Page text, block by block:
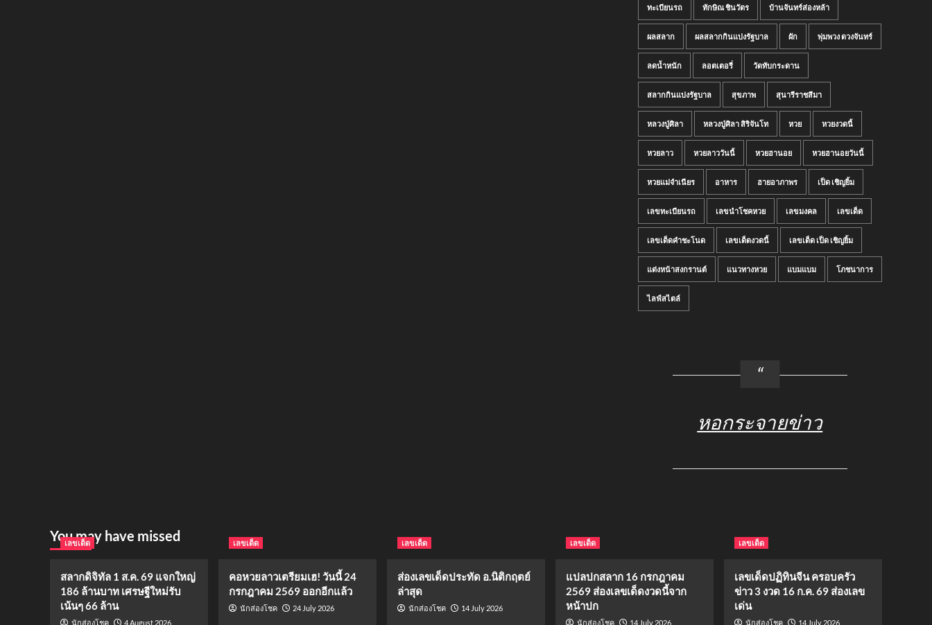
ทะเบียนรถ ทักษิณ ชินวัตร บ้านจันทร์ส่องหล้า
ผลสลาก ผลสลากกินแบ่งรัฐบาล ผัก พุ่มพวง ดวงจันทร์
ลดน้ำหนัก ลอตเตอรี่ วัดทับกระดาน
สลากกินแบ่งรัฐบาล สุขภาพ สุนารีราชสีมา
หลวงปู่ศิลา หลวงปู่ศิลา สิริจันโท หวย หวยงวดนี้
หวยลาว หวยลาววันนี้ หวยฮานอย หวยฮานอยวันนี้
หวยแม่จำเนียร อาหาร ฮายอาภาพร เป็ด เชิญยิ้ม
เลขทะเบียนรถ เลขนำโชคหวย เลขมงคล เลขเด็ด
เลขเด็ดคำชะโนด เลขเด็ดงวดนี้ เลขเด็ด เป็ด เชิญยิ้ม
แต่งหน้าสงกรานต์ แนวทางหวย แบมแบม โภชนาการ
ไลฟ์สไตล์
หอกระจายข่าว
You may have missed
เลขเด็ด
สลากดิจิทัล 1 ส.ค. 69 แจกใหญ่
186 ล้านบาท เศรษฐีใหม่รับ
เน้นๆ 66 ล้าน
นักส่องโชค 4 August 2026
เลขเด็ด
คอหวยลาวเตรียมเฮ! วันนี้ 24
กรกฎาคม 2569 ออกอีกแล้ว
นักส่องโชค 24 July 2026
เลขเด็ด
ส่องเลขเด็ดประทัด อ.นิติกฤตย์
ล่าสุด
นักส่องโชค 14 July 2026
เลขเด็ด
แปลปกสลาก 16 กรกฎาคม
2569 ส่องเลขเด็ดงวดนี้จาก
หน้าปก
นักส่องโชค 14 July 2026
เลขเด็ด
เลขเด็ดปฏิทินจีน ครอบครัว
ข่าว 3 งวด 16 ก.ค. 69 ส่องเลข
เด่น
นักส่องโชค 14 July 2026